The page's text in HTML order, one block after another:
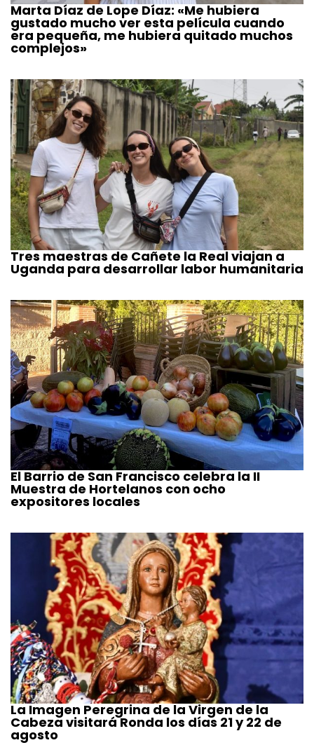
Marta Díaz de Lope Díaz: «Me hubiera
gustado mucho ver esta película cuando
era pequeña, me hubiera quitado muchos
complejos»
Tres maestras de Cañete la Real viajan a
Uganda para desarrollar labor humanitaria
El Barrio de San Francisco celebra la II
Muestra de Hortelanos con ocho
expositores locales
La Imagen Peregrina de la Virgen de la
Cabeza visitará Ronda los días 21 y 22 de
agosto